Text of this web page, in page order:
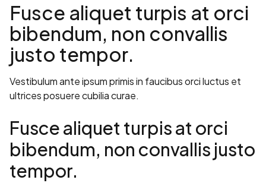
Fusce aliquet turpis at orci
bibendum, non convallis
justo tempor.
Vestibulum ante ipsum primis in faucibus orci luctus et
ultrices posuere cubilia curae.
Fusce aliquet turpis at orci
bibendum, non convallis justo
tempor.